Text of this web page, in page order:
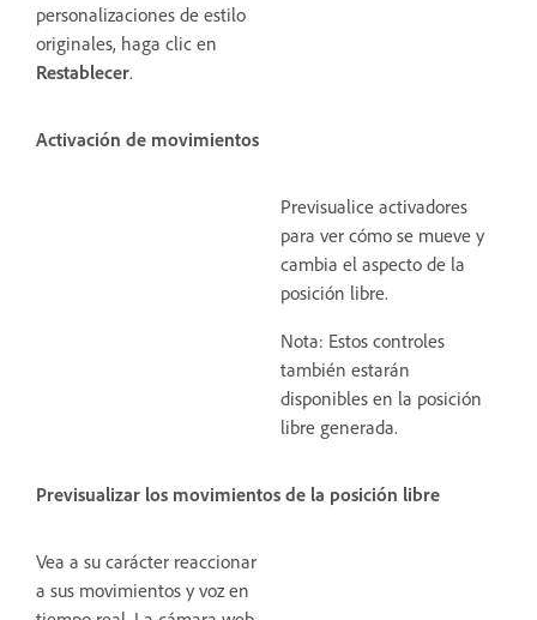
personalizaciones de estilo
originales, haga clic en
Restablecer.
Activación de movimientos
Previsualice activadores
para ver cómo se mueve y
cambia el aspecto de la
posición libre.
Nota: Estos controles
también estarán
disponibles en la posición
libre generada.
Previsualizar los movimientos de la posición libre
Vea a su carácter reaccionar
a sus movimientos y voz en